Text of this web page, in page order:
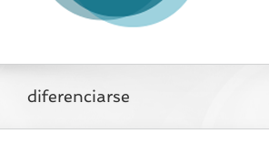
diferenciarse